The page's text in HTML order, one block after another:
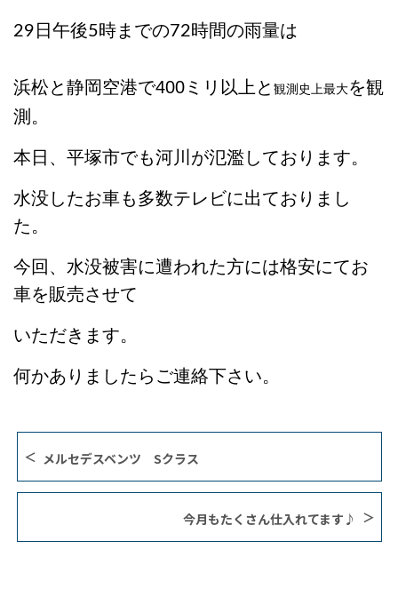
29日午後5時までの72時間の雨量は
浜松と静岡空港で400ミリ以上と 観測史上最大を観
測。
本日、平塚市でも河川が氾濫しております。
水没したお車も多数テレビに出ておりまし
た。
今回、水没被害に遭われた方には格安にてお
車を販売させて
いただきます。
何かありましたらご連絡下さい。
メルセデスベンツ Sクラス
今月もたくさん仕入れてます♪